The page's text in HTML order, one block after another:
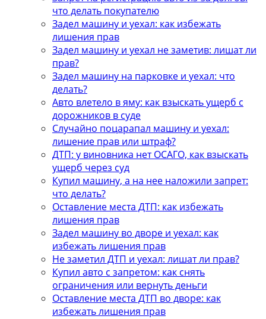
что делать покупателю
Задел машину и уехал: как избежать
лишения прав
Задел машину и уехал не заметив: лишат ли
прав?
Задел машину на парковке и уехал: что
делать?
Авто влетело в яму: как взыскать ущерб с
дорожников в суде
Случайно поцарапал машину и уехал:
лишение прав или штраф?
ДТП: у виновника нет ОСАГО, как взыскать
ущерб через суд
Купил машину, а на нее наложили запрет:
что делать?
Оставление места ДТП: как избежать
лишения прав
Задел машину во дворе и уехал: как
избежать лишения прав
Не заметил ДТП и уехал: лишат ли прав?
Купил авто с запретом: как снять
ограничения или вернуть деньги
Оставление места ДТП во дворе: как
избежать лишения прав